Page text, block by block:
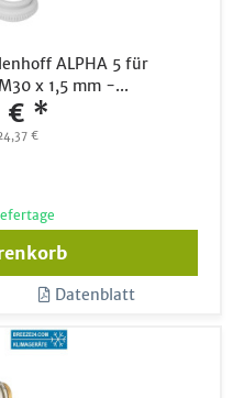
ALPHA 5 für
x 1,5 mm -...
€ *
€
Datenblatt